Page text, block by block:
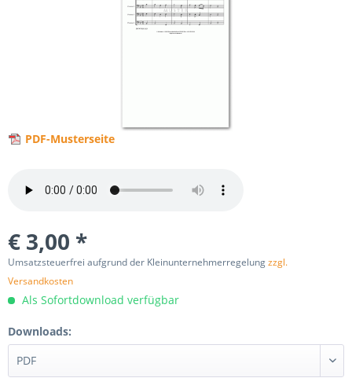
PDF-Musterseite
€ 3,00 *
Umsatzsteuerfrei aufgrund der Kleinunternehmerregelungzzgl.
Versandkosten
Als Sofortdownload verfügbar
Downloads: